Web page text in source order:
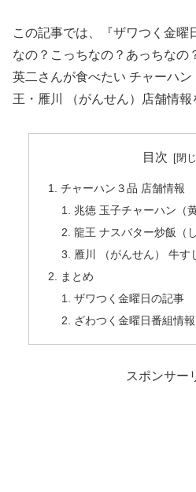
この記事では、『ザワつく金曜
なの？こっちなの？あっちなの
英二さんが食べたい チャーハ
王・雁川 （がんせん）店舗情報
目次
チャーハン３品 店舗情報
兆徳 玉子チャーハン（
龍王 ナスバター炒飯（
雁川 （がんせん） 牛す
まとめ
ザワつく金曜日の記事
ざわつく金曜日番組情報
スポンサー